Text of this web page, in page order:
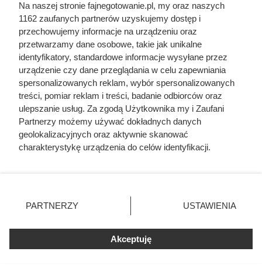
Kupiła wgniecioną puszkę z
pomidorami. Zobaczyła
spuchnięte wieczko i szybko
wrzuciła ją do kosza
Jedzenie w puszkach: zdrowe czy szkodliwe? Sprawdź
fakty, mity i na co zwracać uwagę przy wyborze konserw.
Na naszej stronie fajnegotowanie.pl, my oraz naszych
1162 zaufanych partnerów uzyskujemy dostęp i
przechowujemy informacje na urządzeniu oraz
przetwarzamy dane osobowe, takie jak unikalne
identyfikatory, standardowe informacje wysyłane przez
urządzenie czy dane przeglądania w celu zapewniania
spersonalizowanych reklam, wybór spersonalizowanych
treści, pomiar reklam i treści, badanie odbiorców oraz
ulepszanie usług. Za zgodą Użytkownika my i Zaufani
Partnerzy możemy używać dokładnych danych
geolokalizacyjnych oraz aktywnie skanować
charakterystykę urządzenia do celów identyfikacji.
zmienić/wycofać klikając przycisk ustawień prywatności
znajdujący się w lewym dolnym rogu strony
rodzaje przetwarzania danych nie wymagają zgody
użytkownika, ale masz prawo sprzeciwić się takiemu
przetwarzaniu. Preferencje będą miały zastosowania tylko
PARTNERZY USTAWIENIA
Akceptuję